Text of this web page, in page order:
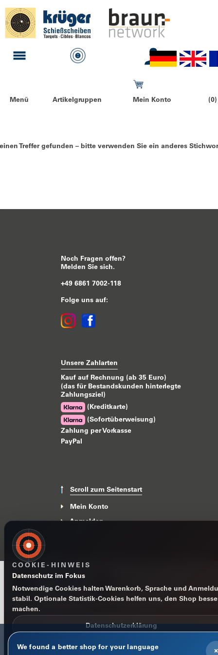
Menü Artikelgruppen Mein Konto
Treffer gefunden – bitte verwenden Sie ein anderes
Noch Fragen offen?
Melden Sie sich.
+49 6861 7002-118
Folge uns auf:
Unsere Zahlarten
Kauf auf Rechnung (ab 35 Euro)
(das für Bestandskunden hinterlegte
Zahlungsziel)
(Kreditkarte)
(Sofortüberweisung)
Zahlung per Vorkasse
PayPal
Scroll zum Seitenstart
Mein Konto
Anmelden
Impressum
×
We found a better shop for your language
COOKIE-HINWEIS
Datenschutz im Fokus
Notwendige Cookies halten Warenkorb, Sprache und
stabil. Optionale Statistik-Cookies helfen uns, den Shop
machen.
Datenschutzerklärung
Nur notwendige